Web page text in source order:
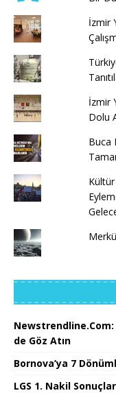
İzmir
İzmir
Dolu
Buca
de Göz Atın
Bornova’ya 7
LGS 1. Nakil